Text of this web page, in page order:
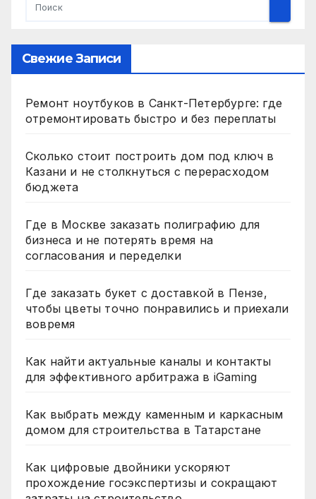
Свежие Записи
Ремонт ноутбуков в Санкт-Петербурге: где
отремонтировать быстро и без переплаты
Сколько стоит построить дом под ключ в
Казани и не столкнуться с перерасходом
бюджета
Где в Москве заказать полиграфию для
бизнеса и не потерять время на
согласования и переделки
Где заказать букет с доставкой в Пензе,
чтобы цветы точно понравились и приехали
вовремя
Как найти актуальные каналы и контакты
для эффективного арбитража в iGaming
Как выбрать между каменным и каркасным
домом для строительства в Татарстане
Как цифровые двойники ускоряют
прохождение госэкспертизы и сокращают